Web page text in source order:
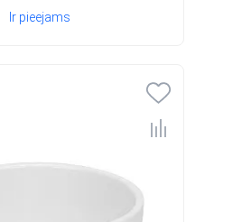
Ir pieejams